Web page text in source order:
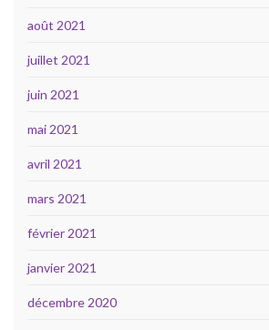
août 2021
juillet 2021
juin 2021
mai 2021
avril 2021
mars 2021
février 2021
janvier 2021
décembre 2020